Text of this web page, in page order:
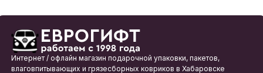
Интернет / офлайн магазин подарочной упаковки, пакетов,
влаговпитывающих и грязесборных ковриков в Хабаровске